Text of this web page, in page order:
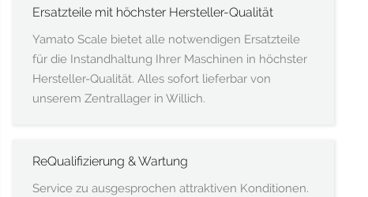
Ersatzteile mit höchster Hersteller-Qualität
Yamato Scale bietet alle notwendigen Ersatzteile
für die Instandhaltung Ihrer Maschinen in höchster
Hersteller-Qualität. Alles sofort lieferbar von
unserem Zentrallager in Willich.
ReQualifizierung & Wartung
Service zu ausgesprochen attraktiven Konditionen.